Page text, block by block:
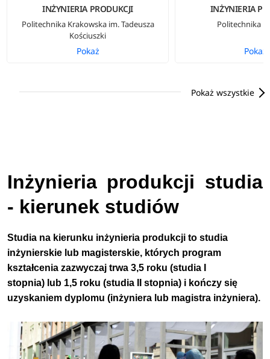
INŻYNIERIA PRODUKCJI
Politechnika Krakowska im. Tadeusza
Kościuszki
Pokaż
INŻYNIERIA
Politechnika
Pokaż
Pokaż wszystkie
Inżynieria produkcji studia
- kierunek studiów
Studia na kierunku inżynieria produkcji to studia
inżynierskie lub magisterskie, których program
kształcenia zazwyczaj trwa 3,5 roku (studia I
stopnia) lub 1,5 roku (studia II stopnia) i kończy się
uzyskaniem dyplomu (inżyniera lub magistra inżyniera).